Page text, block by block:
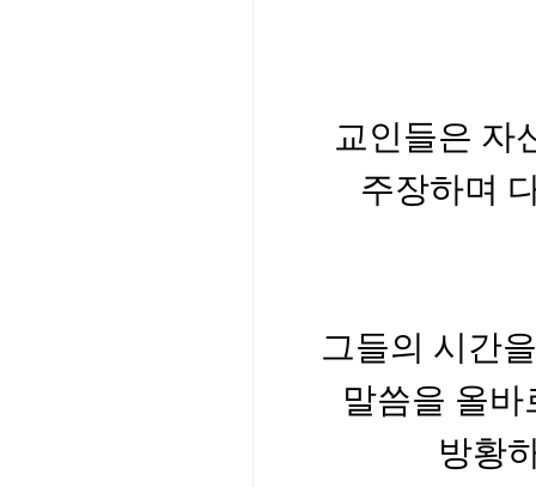
교인들은 자
주장하며
그들의 시간
말씀을 올
방황